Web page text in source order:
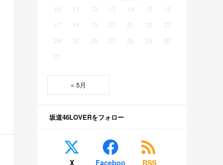
10
11 12 13 14 15
16
17
18 19 20 21 22
23
24
25 26 27 28 29
30
31
« 5月
坂道46LOVERをフォロー
X Faceboo RSS